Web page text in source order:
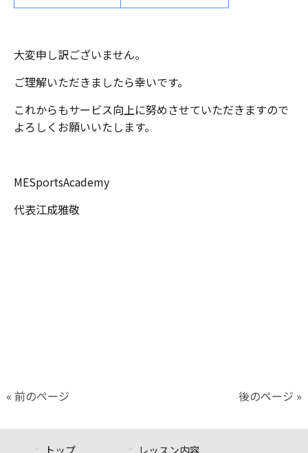
大変申し訳ございません。
ご理解いただきましたら幸いです。
これからもサービス向上に努めさせていただきますので
よろしくお願いいたします。
MESportsAcademy
代表江成雅敬
« 前のページ 後のページ »
トップ レッスン内容